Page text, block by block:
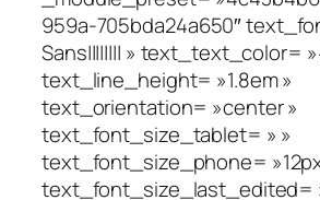
959a-705bda24a650″
Sans|||||||| » text_text_color=
text_line_height= »1.8em »
text_orientation= »center »
text_font_size_tablet= » »
text_font_size_phone=
text_font_size_last_edited=